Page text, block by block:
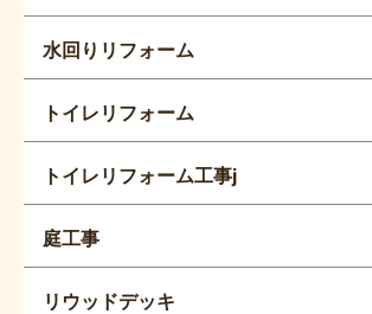
水回りリフォーム
トイレリフォーム
トイレリフォーム工事j
庭工事
リウッドデッキ